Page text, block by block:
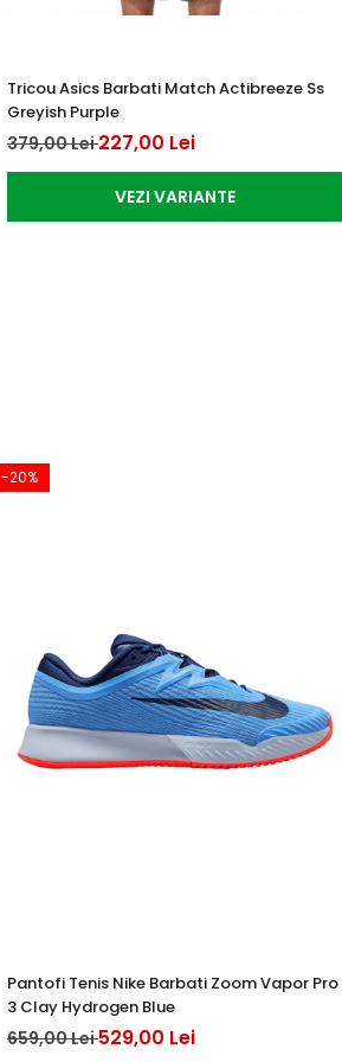
Tricou Asics Barbati Match Actibreeze Ss
Greyish Purple
379,00 Lei227,00 Lei
VEZI VARIANTE
-20%
Pantofi Tenis Nike Barbati Zoom Vapor Pro
3 Clay Hydrogen Blue
659,00 Lei529,00 Lei